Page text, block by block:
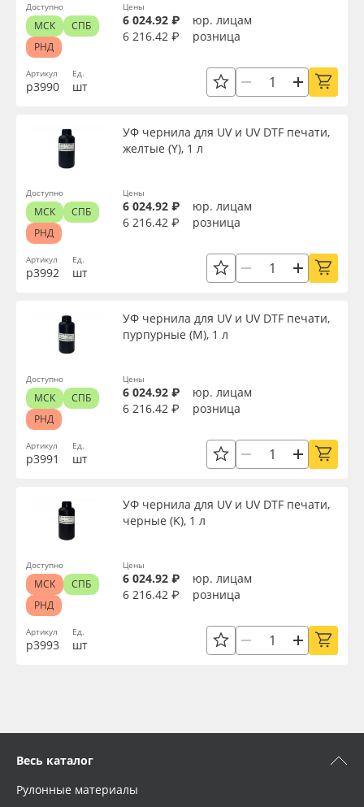
Контакты
Блог
Избранное
8 800 550 7888
Москва
Сублимация и термотрансфер
Светотехника
Упаковочные материалы
Оборудование и инструмент
Новинки ассортимента
Orajet 3640
ПЭТ листовой
ПЭТ бэклит
Вспененный ПВХ
Баннер
Заготовки для сувениров
Страна происхождения
Применить
Артикул
р3990
Ед.
шт
Цены
6 024.92 ₽
юр. лицам
6 216.42 ₽
розница
Доступно
МСК
СПБ
РНД
Артикул
р3992
УФ чернила для UV и UV DTF печати,
желтые (Y), 1 л
Ед.
шт
Цены
6 024.92 ₽
юр. лицам
6 216.42 ₽
розница
Доступно
МСК
СПБ
РНД
Артикул
р3991
УФ чернила для UV и UV DTF печати,
пурпурные (M), 1 л
Ед.
шт
Цены
6 024.92 ₽
юр. лицам
6 216.42 ₽
розница
Доступно
МСК
СПБ
РНД
Артикул
р3993
УФ чернила для UV и UV DTF печати,
черные (K), 1 л
Ед.
шт
Цены
6 024.92 ₽
юр. лицам
6 216.42 ₽
розница
Доступно
МСК
СПБ
РНД
Весь каталог
Рулонные материалы